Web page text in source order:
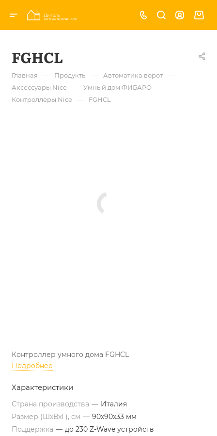
FGHCL
Главная — Продукты — Автоматика ворот —
Аксессуары Nice — Умный дом ФИБАРО —
Контроллеры Nice — FGHCL
Контроллер умного дома FGHCL
Подробнее
Характеристики
Страна производства — Италия
Размер (ШxВxГ), см — 90х90х33 мм
Поддержка — до 230 Z-Wave устройств